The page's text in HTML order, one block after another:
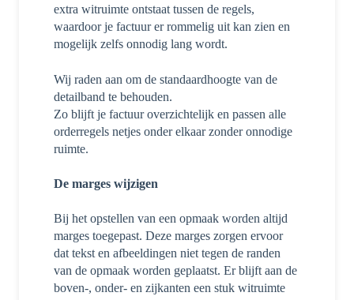
extra witruimte ontstaat tussen de regels,
waardoor je factuur er rommelig uit kan zien en
mogelijk zelfs onnodig lang wordt.
Wij raden aan om de standaardhoogte van de
detailband te behouden.
Zo blijft je factuur overzichtelijk en passen alle
orderregels netjes onder elkaar zonder onnodige
ruimte.
De marges wijzigen
Bij het opstellen van een opmaak worden altijd
marges toegepast. Deze marges zorgen ervoor
dat tekst en afbeeldingen niet tegen de randen
van de opmaak worden geplaatst. Er blijft aan de
boven-, onder- en zijkanten een stuk witruimte